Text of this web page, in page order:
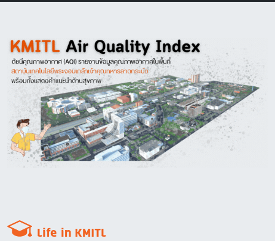
Image
Life in KMITL